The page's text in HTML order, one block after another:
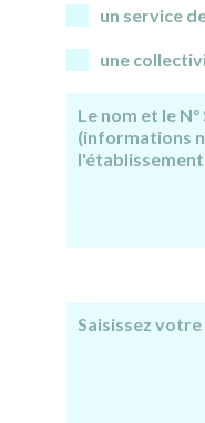
un service
une